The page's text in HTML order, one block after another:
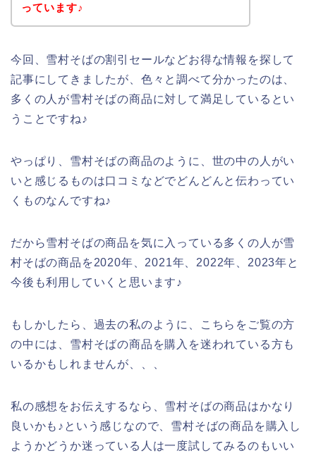
っています♪
今回、雪村そばの割引セールなどお得な情報を探して
記事にしてきましたが、色々と調べて分かったのは、
多くの人が雪村そばの商品に対して満足しているとい
うことですね♪
やっぱり、雪村そばの商品のように、世の中の人がい
いと感じるものは口コミなどでどんどんと伝わってい
くものなんですね♪
だから雪村そばの商品を気に入っている多くの人が雪
村そばの商品を2020年、2021年、2022年、2023年と
今後も利用していくと思います♪
もしかしたら、過去の私のように、こちらをご覧の方
の中には、雪村そばの商品を購入を迷われている方も
いるかもしれませんが、、、
私の感想をお伝えするなら、雪村そばの商品はかなり
良いかも♪という感じなので、雪村そばの商品を購入し
ようかどうか迷っている人は一度試してみるのもいい